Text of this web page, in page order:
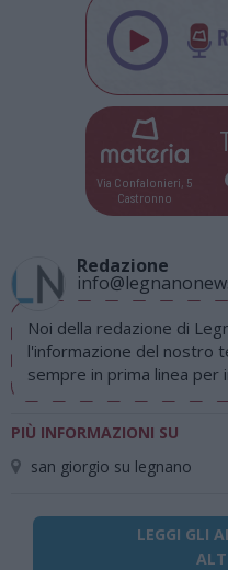
Via Confalonieri, 5
Castronno
Redazione
Noi della redazione di
l'informazione del nostro
sempre in prima linea per
PIÙ INFORMAZIONI SU
san giorgio su legnano
LEGGI GLI